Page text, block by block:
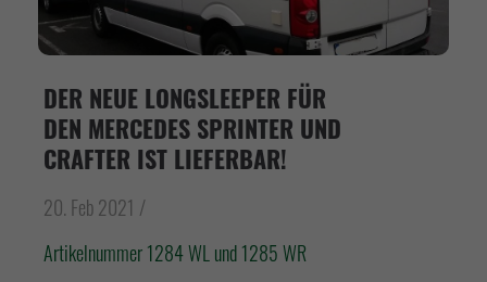
DER NEUE LONGSLEEPER FÜR
DEN MERCEDES SPRINTER UND
CRAFTER IST LIEFERBAR!
20. Feb 2021 /
Artikelnummer 1284 WL und 1285 WR